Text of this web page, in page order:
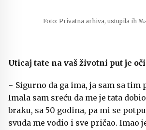
Foto: Privatna arhiva, ustupila ih
Uticaj tate na vaš životni put je
− Sigurno da ga ima, ja sam sa tim
Imala sam sreću da me je tata
braku, sa 50 godina, pa mi se
svuda me vodio i sve pričao. Imao